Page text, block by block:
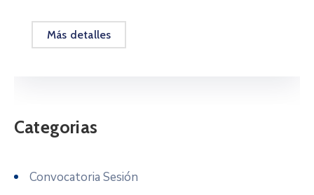
Más detalles
Categorias
Convocatoria Sesión